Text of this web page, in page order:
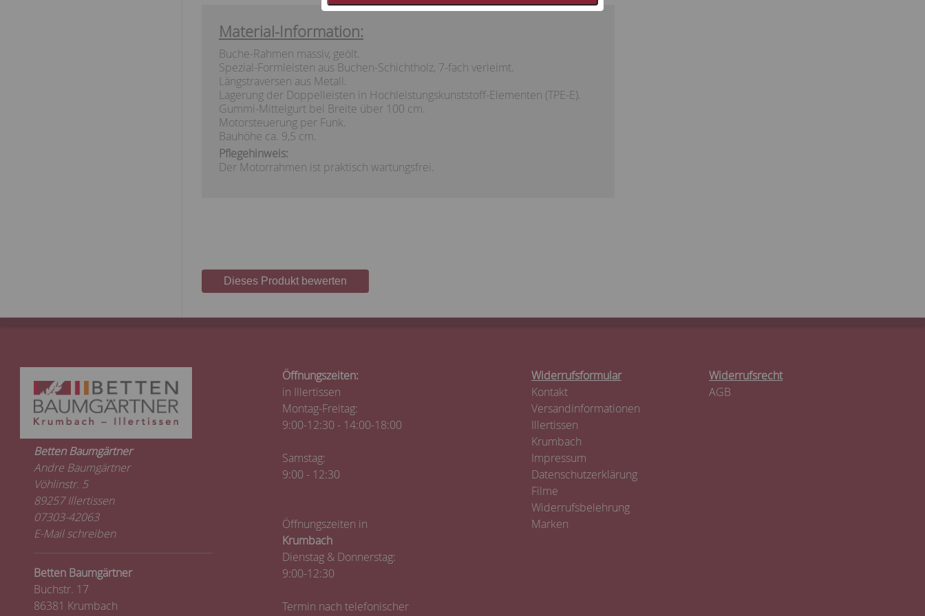
Material-Information:
Buche-Rahmen massiv, geölt.
Spezial-Formleisten aus Buchen-Schichtholz, 7-fach verleimt.
Längstraversen aus Metall.
Lagerung der Doppelleisten in Hochleistungskunststoff-Elementen (TPE-E).
Gummi-Mittelgurt bei Breite über 100 cm.
Motorsteuerung per Funk.
Bauhöhe ca. 9,5 cm.
Pflegehinweis:
Der Motorrahmen ist praktisch wartungsfrei.
Dieses Produkt bewerten
Betten Baumgärtner
Andre Baumgärtner
Vöhlinstr. 5
89257 Illertissen
07303-42063
E-Mail schreiben
Betten Baumgärtner
Buchstr. 17
86381 Krumbach
Öffnungszeiten:
in Illertissen
Montag-Freitag:
9:00-12:30 - 14:00-18:00
Samstag:
9:00 - 12:30
Öffnungszeiten in
Krumbach
Dienstag & Donnerstag:
9:00-12:30
Termin nach telefonischer
Widerrufsformular
Kontakt
Versandinformationen
Illertissen
Krumbach
Impressum
Datenschutzerklärung
Filme
Widerrufsbelehrung
Marken
Widerrufsrecht
AGB